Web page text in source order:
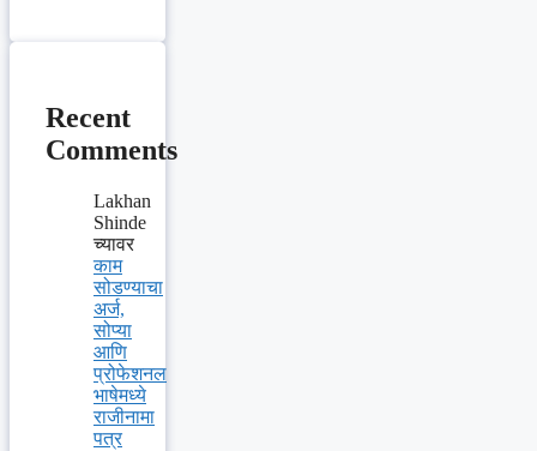
Recent
Comments
Lakhan
Shinde
च्यावर
काम
सोडण्याचा
अर्ज,
सोप्या
आणि
प्रोफेशनल
भाषेमध्ये
राजीनामा
पत्र